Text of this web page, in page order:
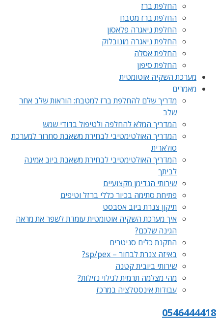
החלפת ברז
החלפת ברז מטבח
החלפת ניאגרה פלאסון
החלפת ניאגרה מונובלוק
החלפת אסלה
החלפת סיפון
מערכת השקיה אוטומטית
מאמרים
מדריך שלם להחלפת ברז למטבח: הוראות שלב אחר
שלב
המדריך המלא להחלפה ולטיפול בדודי שמש
המדריך האולטימטיבי לבחירת משאבת סחרור למערכת
סולארית
המדריך האולטימטיבי לבחירת משאבת ביוב אמינה
לביתך
שירותי הנדימן מקצועיים
פתיחת סתימה בכיור כללי ברזל וטיפים
תיקון צנרת ביוב אסבסט
איך מערכת השקיה אוטומטית עומדת לשפר את מראה
הגינה שלכם?
התקנת כלים סניטרים
באיזה צנרת לבחור – sp/pex?
שירותי ביובית קטנה
מהי מצלמה תרמית לגילוי נזילות?
עבודות אינסטלציה במרכז
0546444418